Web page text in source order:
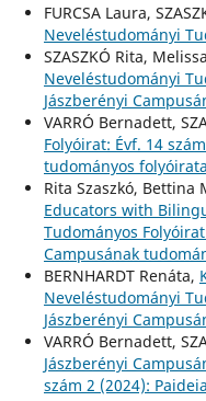
FURCSA Laura,
Neveléstudományi
SZASZKÓ Rita,
Neveléstudományi
Jászberényi
VARRÓ Bernadett,
Folyóirat: Évf. 14
tudományos folyóirata
Rita Szaszkó, Bettina
Educators with
Tudományos
Campusának
BERNHARDT Renáta,
Neveléstudományi
Jászberényi
VARRÓ Bernadett,
Jászberényi
szám 2 (2024):